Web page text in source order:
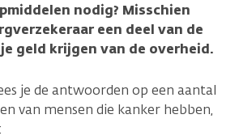
nodig? Misschien
een deel van de
geld krijgen van de overheid.
je de antwoorden op een aantal
van mensen die kanker hebben,